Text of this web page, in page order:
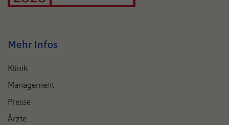
Mehr Infos
Klinik
Management
Presse
Ärzte